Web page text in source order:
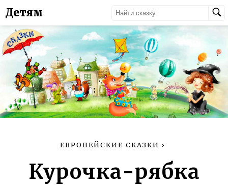
Детям
ЕВРОПЕЙСКИЕ СКАЗКИ ›
Курочка-рябка